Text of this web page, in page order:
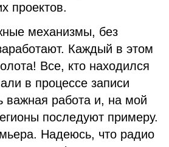
проектов.
механизмы, без
Каждый в этом
Все, кто находился
в процессе записи
важная работа и, на мой
последуют примеру.
Надеюсь, что радио